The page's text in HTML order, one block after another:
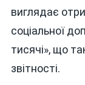
виглядає
соціальної
тисячі», що
звітності.